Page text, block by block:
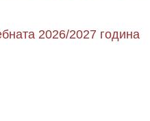
2026/2027 година